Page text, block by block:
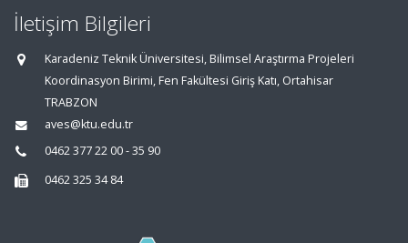
İletişim Bilgileri
Karadeniz Teknik Üniversitesi, Bilimsel Araştırma Projeleri
Koordinasyon Birimi, Fen Fakültesi Giriş Katı, Ortahisar
TRABZON
aves@ktu.edu.tr
0462 377 22 00 - 35 90
0462 325 34 84